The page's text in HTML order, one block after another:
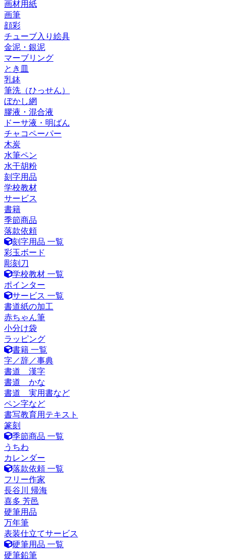
画材用紙
画筆
顔彩
チューブ入り絵具
金泥・銀泥
マーブリング
とき皿
乳鉢
筆洗（ひっせん）
ぼかし網
膠液・混合液
ドーサ液・明ばん
チャコペーパー
木炭
水筆ペン
水干胡粉
刻字用品
学校教材
サービス
書籍
季節商品
落款依頼
刻字用品 一覧
彩玉ボード
彫刻刀
学校教材 一覧
ポインター
サービス 一覧
書道紙の加工
赤ちゃん筆
小分け袋
ラッピング
書籍 一覧
字／辞／事典
書道 漢字
書道 かな
書道 実用書など
ペン字など
書写教育用テキスト
篆刻
季節商品 一覧
うちわ
カレンダー
落款依頼 一覧
フリー作家
長谷川 帰海
喜多 芳邑
硬筆用品
万年筆
表装仕立てサービス
硬筆用品 一覧
硬筆鉛筆